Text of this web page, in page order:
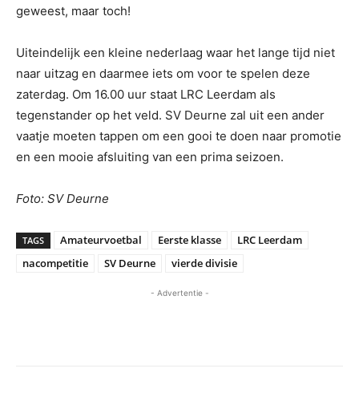
geweest, maar toch!
Uiteindelijk een kleine nederlaag waar het lange tijd niet
naar uitzag en daarmee iets om voor te spelen deze
zaterdag. Om 16.00 uur staat LRC Leerdam als
tegenstander op het veld. SV Deurne zal uit een ander
vaatje moeten tappen om een gooi te doen naar promotie
en een mooie afsluiting van een prima seizoen.
Foto: SV Deurne
TAGS Amateurvoetbal Eerste klasse
LRC Leerdam
nacompetitie
SV Deurne vierde divisie
- Advertentie -